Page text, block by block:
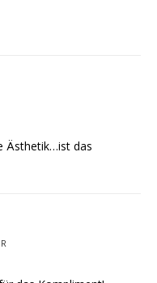
Ästhetik…ist das